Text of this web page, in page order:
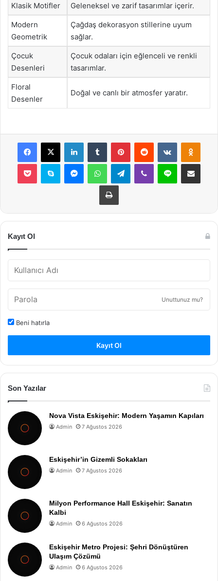
Klasik Motifler Geleneksel ve zarif tasarımlar içerir.
Modern
Geometrik
Çağdaş dekorasyon stillerine uyum
sağlar.
Çocuk
Desenleri
Çocuk odaları için eğlenceli ve renkli
tasarımlar.
Floral
Desenler
Doğal ve canlı bir atmosfer yaratır.
Facebook
X LinkedInTumblr PinterestReddit VKontakte
Pocket Skype MessengerWhatsAppTelegramViber Line E-Posta ile
Yazdır
Kayıt Ol
Unuttunuz mu?
Beni hatırla
Kayıt Ol
Son Yazılar
Nova Vista Eskişehir: Modern Yaşamın Kapıları
Admin 7 Ağustos 2026
Eskişehir’in Gizemli Sokakları
Admin 7 Ağustos 2026
Milyon Performance Hall Eskişehir: Sanatın
Kalbi
Admin 6 Ağustos 2026
Eskişehir Metro Projesi: Şehri Dönüştüren
Ulaşım Çözümü
Admin 6 Ağustos 2026